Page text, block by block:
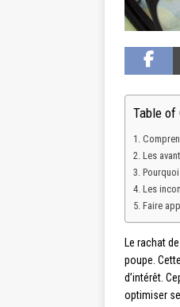
Table of
Les
Les
Faire
Le rachat
poupe.
d’intérêt.
optimiser